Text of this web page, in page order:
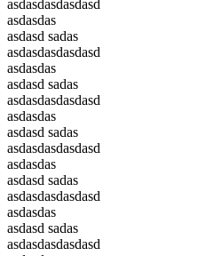
asdasdasdasdasd
asdasdas
asdasd sadas
asdasdasdasdasd
asdasdas
asdasd sadas
asdasdasdasdasd
asdasdas
asdasd sadas
asdasdasdasdasd
asdasdas
asdasd sadas
asdasdasdasdasd
asdasdas
asdasd sadas
asdasdasdasdasd